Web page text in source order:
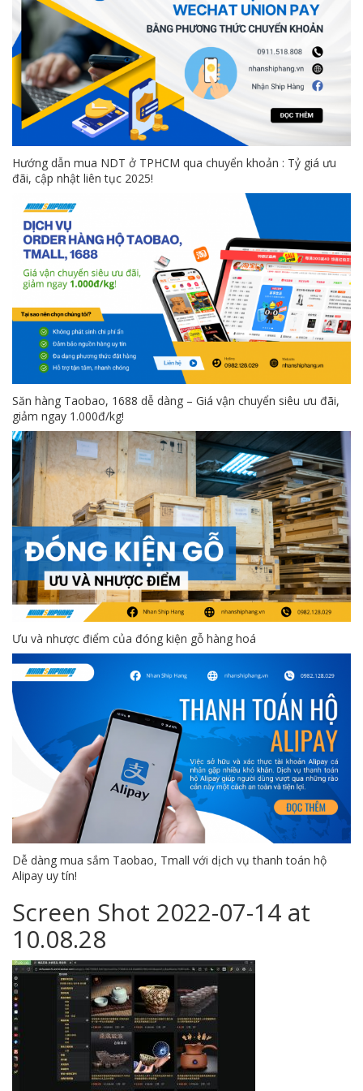
Hướng dẫn mua NDT ở TPHCM qua chuyển khoản : Tỷ giá ưu
đãi, cập nhật liên tục 2025!
Săn hàng Taobao, 1688 dễ dàng – Giá vận chuyển siêu ưu đãi,
giảm ngay 1.000đ/kg!
Ưu và nhược điểm của đóng kiện gỗ hàng hoá
Dễ dàng mua sắm Taobao, Tmall với dịch vụ thanh toán hộ
Alipay uy tín!
Screen Shot 2022-07-14 at
10.08.28